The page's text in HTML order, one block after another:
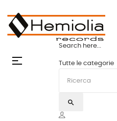
navigazione
☰
Search here...
Tutte le categorie
search